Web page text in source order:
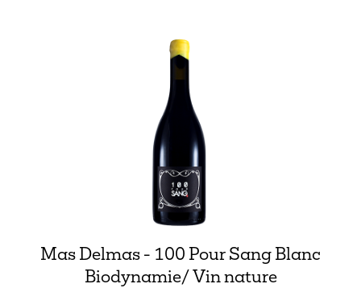
Mas Delmas - 100 Pour Sang Blanc
Biodynamie/ Vin nature